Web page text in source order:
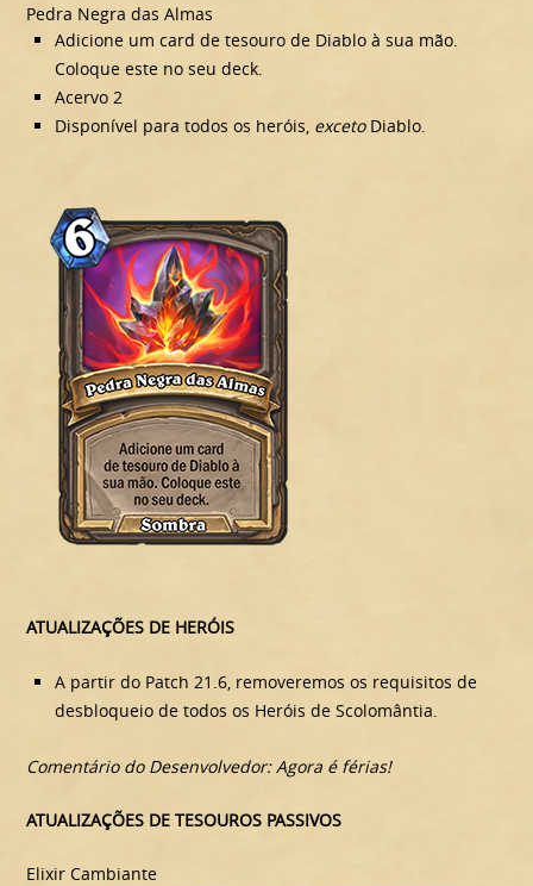
Pedra Negra das Almas
Adicione um card de tesouro de Diablo à sua mão.
Coloque este no seu deck.
Acervo 2
Disponível para todos os heróis, excetoDiablo.
ATUALIZAÇÕES DE HERÓIS
A partir do Patch 21.6, removeremos os requisitos de
desbloqueio de todos os Heróis de Scolomântia.
Comentário do Desenvolvedor: Agora é férias!
ATUALIZAÇÕES DE TESOUROS PASSIVOS
Elixir Cambiante